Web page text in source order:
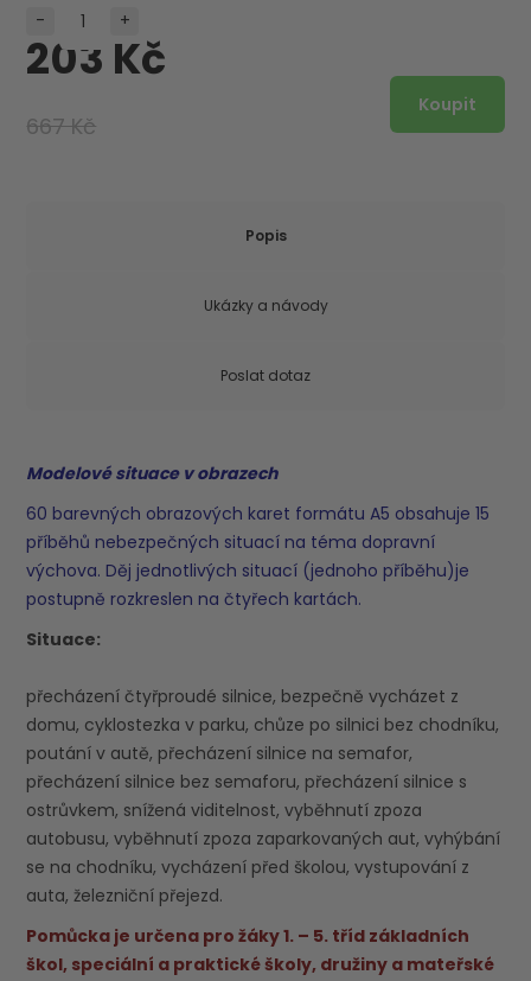
667 Kč
203 Kč
- +
Popis
Ukázky a návody
Poslat dotaz
Modelové situace v obrazech
60 barevných obrazových karet formátu A5 obsahuje 15
příběhů nebezpečných situací na téma dopravní
výchova. Děj jednotlivých situací (jednoho příběhu)je
postupně rozkreslen na čtyřech kartách.
Situace:
přecházení čtyřproudé silnice, bezpečně vycházet z
domu, cyklostezka v parku, chůze po silnici bez chodníku,
poutání v autě, přecházení silnice na semafor,
přecházení silnice bez semaforu, přecházení silnice s
ostrůvkem, snížená viditelnost, vyběhnutí zpoza
autobusu, vyběhnutí zpoza zaparkovaných aut, vyhýbání
se na chodníku, vycházení před školou, vystupování z
auta, železniční přejezd.
Pomůcka je určena pro žáky 1. – 5. tříd základních
škol, speciální a praktické školy, družiny a mateřské